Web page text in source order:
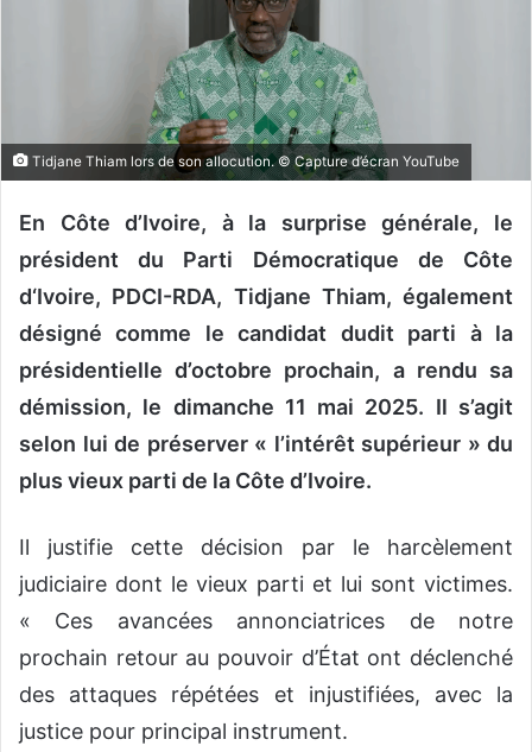
u
n
c
o
u
r
e
l
Tidjane Thiam lors de son allocution. © Capture d’écran YouTube
En Côte d’Ivoire, à la surprise générale, le
président du Parti Démocratique de Côte
d‘Ivoire, PDCI-RDA, Tidjane Thiam, également
désigné comme le candidat dudit parti à la
présidentielle d’octobre prochain, a rendu sa
démission, le dimanche 11 mai 2025. Il s’agit
selon lui de préserver « l’intérêt supérieur » du
plus vieux parti de la Côte d’Ivoire.
Il justifie cette décision par le harcèlement
judiciaire dont le vieux parti et lui sont victimes.
« Ces avancées annonciatrices de notre
prochain retour au pouvoir d’État ont déclenché
des attaques répétées et injustifiées, avec la
justice pour principal instrument.